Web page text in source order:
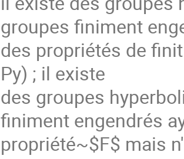
groupes finiment
des propriétés de
Py) ; il existe
des groupes
finiment engendrés
propriété~$F$ mais